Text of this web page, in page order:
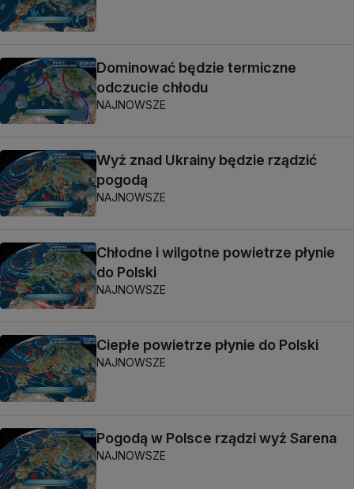
Dominować będzie termiczne
odczucie chłodu
NAJNOWSZE
Wyż znad Ukrainy będzie rządzić
pogodą
NAJNOWSZE
Chłodne i wilgotne powietrze płynie
do Polski
NAJNOWSZE
Ciepłe powietrze płynie do Polski
NAJNOWSZE
Pogodą w Polsce rządzi wyż Sarena
NAJNOWSZE